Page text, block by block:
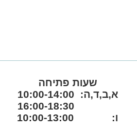
שעות פתיחה
א,ב,ד,ה: 10:00-14:00
ו: 10:00-13:00